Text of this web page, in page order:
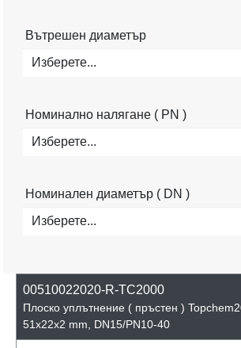
Вътрешен диаметър
Изберете...
Номинално налягане ( PN )
Изберете...
Номинален диаметър ( DN )
Изберете...
00510022020-R-TC2000
Плоско уплътнение ( пръстен )
51x22x2 mm, DN15/PN10-40